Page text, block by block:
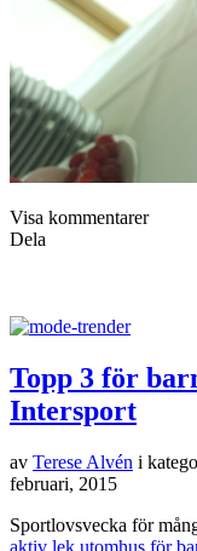
Visa kommentarer
Dela
Topp 3 för
Intersport
av Terese Alvén i
februari, 2015
Sportlovsvecka för